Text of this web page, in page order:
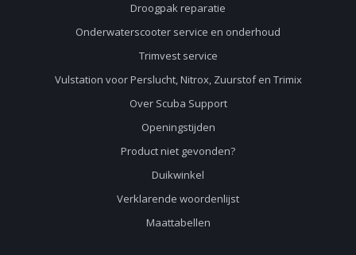
Droogpak reparatie
Onderwaterscooter service en onderhoud
Trimvest service
Vulstation voor Perslucht, Nitrox, Zuurstof en Trimix
Over Scuba Support
Openingstijden
Product niet gevonden?
Duikwinkel
Verklarende woordenlijst
Maattabellen